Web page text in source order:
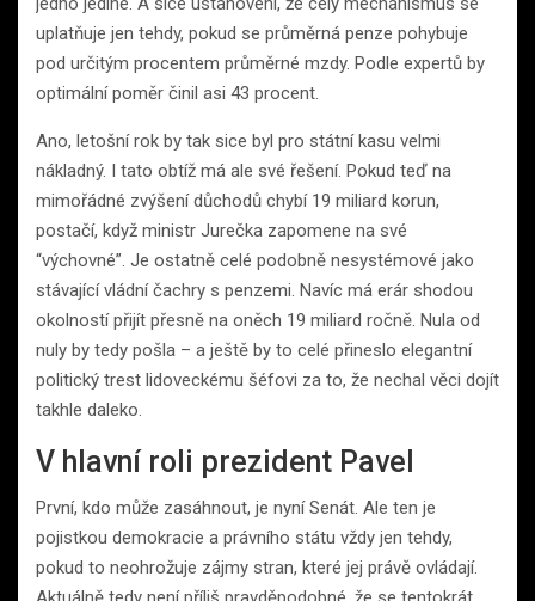
uplatňuje jen tehdy, pokud se průměrná penze pohybuje
pod určitým procentem průměrné mzdy. Podle expertů by
optimální poměr činil asi 43 procent.
Ano, letošní rok by tak sice byl pro státní kasu velmi
nákladný. I tato obtíž má ale své řešení. Pokud teď na
mimořádné zvýšení důchodů chybí 19 miliard korun,
postačí, když ministr Jurečka zapomene na své
“výchovné”. Je ostatně celé podobně nesystémové jako
stávající vládní čachry s penzemi. Navíc má erár shodou
okolností přijít přesně na oněch 19 miliard ročně. Nula od
nuly by tedy pošla – a ještě by to celé přineslo elegantní
politický trest lidoveckému šéfovi za to, že nechal věci dojít
takhle daleko.
V hlavní roli prezident Pavel
První, kdo může zasáhnout, je nyní Senát. Ale ten je
pojistkou demokracie a právního státu vždy jen tehdy,
pokud to neohrožuje zájmy stran, které jej právě ovládají.